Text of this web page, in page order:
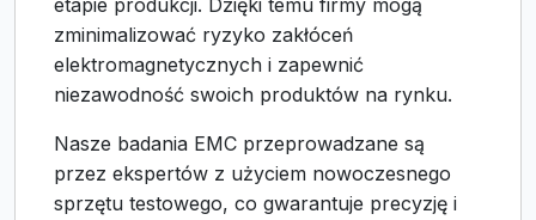
etapie produkcji. Dzięki temu firmy mogą
zminimalizować ryzyko zakłóceń
elektromagnetycznych i zapewnić
niezawodność swoich produktów na rynku.
Nasze badania EMC przeprowadzane są
przez ekspertów z użyciem nowoczesnego
sprzętu testowego, co gwarantuje precyzję i